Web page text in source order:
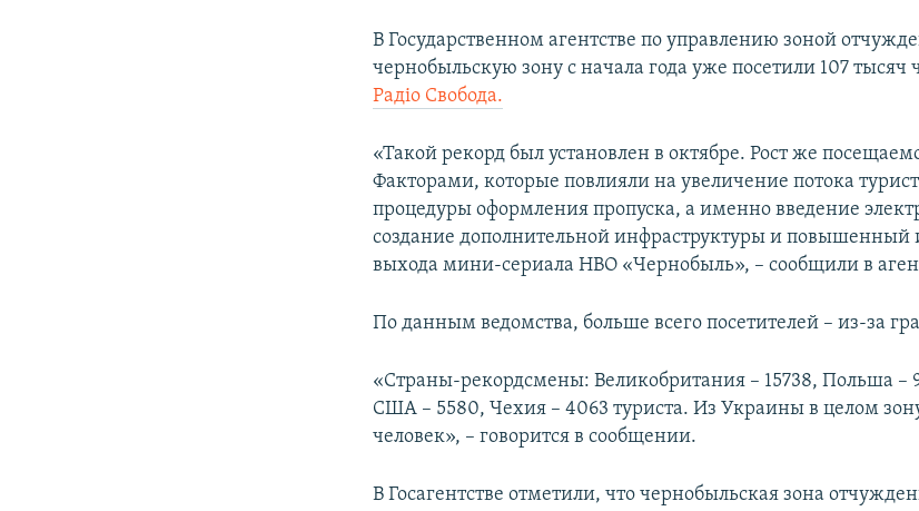
В Государственном агентстве по управлению зоной
чернобыльскую зону с начала года уже посетили 107 тысяч
Радіо Свобода.
«Такой рекорд был установлен в октябре. Рост же
Факторами, которые повлияли на увеличение потока
процедуры оформления пропуска, а именно введение
создание дополнительной инфраструктуры и повышенный
выхода мини-сериала HBO «Чернобыль», – сообщили в
По данным ведомства, больше всего посетителей – из-за
«Страны-рекордсмены: Великобритания – 15738, Польша –
США – 5580, Чехия – 4063 туриста. Из Украины в целом
человек», – говорится в сообщении.
В Госагентстве отметили, что чернобыльская зона